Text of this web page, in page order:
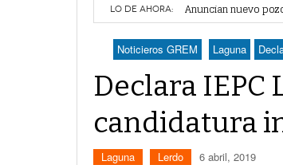
LO DE AHORA: Acusan detención
Lanzan
Piden apoyo al
Expone CLIP
Noticieros GREM Laguna
Declara
candidatura
Laguna Lerdo 6 abril, 2019